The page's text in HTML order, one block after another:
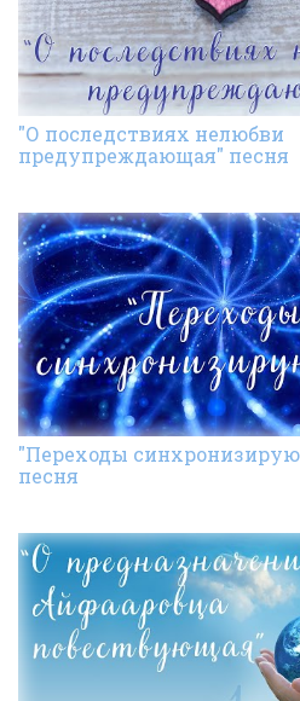
"О последствиях нелюбви
предупреждающая" песня
"Переходы
песня